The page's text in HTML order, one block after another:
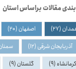
براساس استان
(27) اصفهان(20)
آذربایجان شرقی(12) سمنان(12)
(9) گلستان(9)